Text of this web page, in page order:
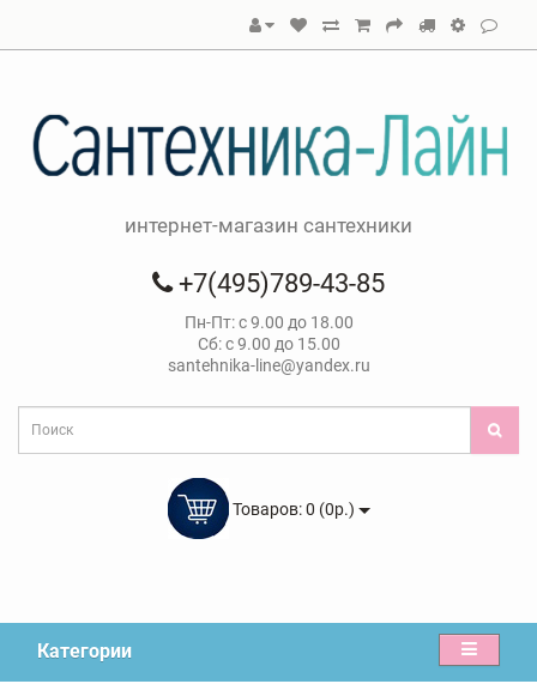
интернет-магазин сантехники
+7(495)789-43-85
Пн-Пт: с 9.00 до 18.00
Сб: с 9.00 до 15.00
santehnika-line@yandex.ru
Товаров: 0 (0р.)
Категории